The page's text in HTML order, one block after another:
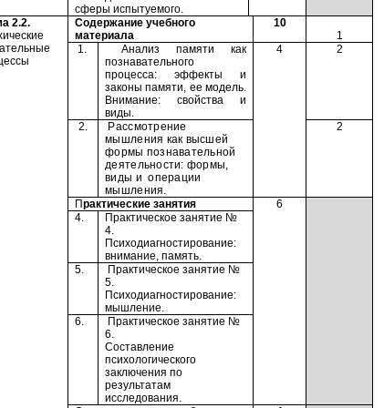
сферы испытуемого.
2.2.
Содержание учебного
материала
10
1
1.
Анализ памяти как
познавательного
процесса: эффекты и
законы памяти, ее модель.
Внимание: свойства и
виды.
4 2
2.
Рассмотрение
мышления как высшей
формы познавательной
деятельности: формы,
виды и операции
мышления.
2
Практические занятия
6
4.
Практическое занятие №
4.
Психодиагностирование:
внимание, память.
5.
Практическое занятие №
5.
Психодиагностирование:
мышление.
6.
Практическое занятие №
6.
Составление
психологического
заключения по
результатам
исследования.